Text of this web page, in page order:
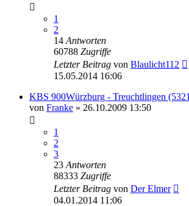
1
2
14 Antworten
60788 Zugriffe
Letzter Beitrag von Blaulicht112
15.05.2014 16:06
KBS 900Würzburg - Treuchtlingen
von Franke » 26.10.2009 13:50
1
2
3
23 Antworten
88333 Zugriffe
Letzter Beitrag von Der Elmer
04.01.2014 11:06